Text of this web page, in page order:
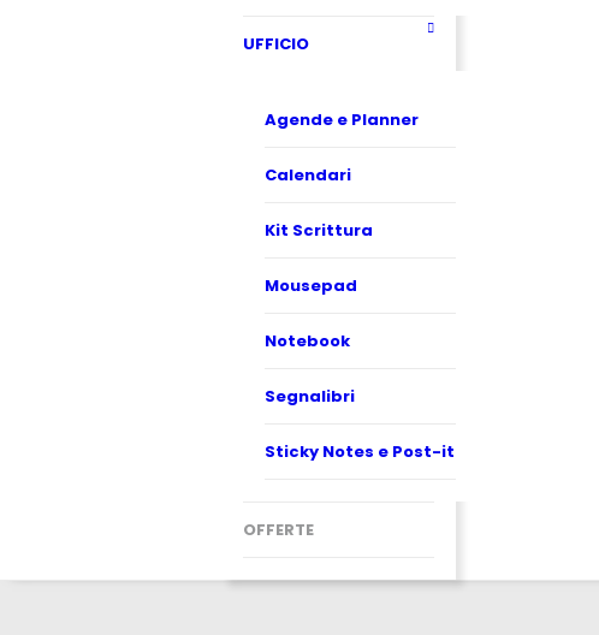
UFFICIO
Agende e Planner
Calendari
Kit Scrittura
Mousepad
Notebook
Segnalibri
Sticky Notes e Post-it
OFFERTE